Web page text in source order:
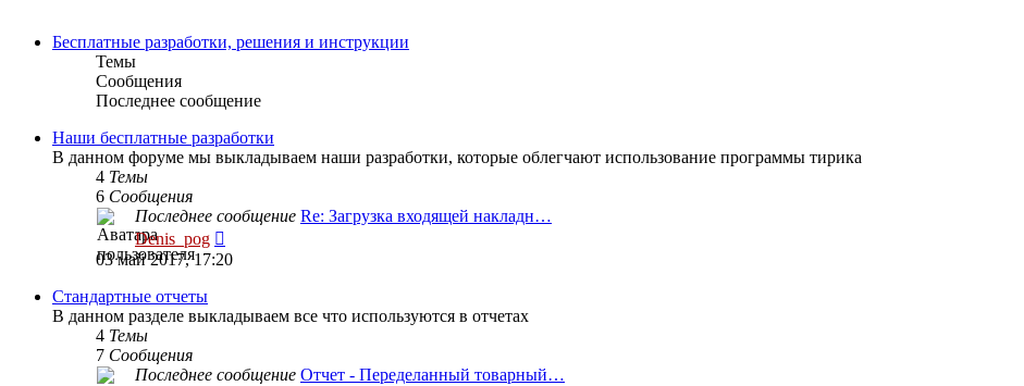
Бесплатные разработки, решения и инструкции
Темы
Сообщения
Последнее сообщение
Наши бесплатные разработки
В данном форуме мы выкладываем наши разработки, которые облегчают использование программы тирика
4 Темы
6 Сообщения
Последнее сообщение Re: Загрузка входящей накладн…
Denis_pog
к
03 май 2017, 17:20
Стандартные отчеты
В данном разделе выкладываем все что используются в отчетах
4 Темы
7 Сообщения
Последнее сообщение Отчет - Переделанный товарный…